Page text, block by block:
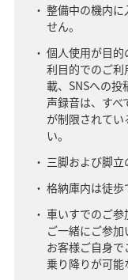
整備中の機内に
せん。
個人使用が目
利目的でのご
載、SNSへの
声録音は、す
が制限されて
い。
三脚および脚立
格納庫内は徒歩
車いすでのご
ご一緒にご参加
お客様ご自身
乗り降りが可能